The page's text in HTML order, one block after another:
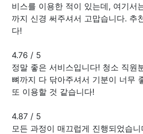
비스를 이용한 적이 있는데, 여기서
까지 신경 써주셔서 고맙습니다. 추
다!
4.76 / 5
정말 좋은 서비스입니다! 청소 직원
뼈까지 다 닦아주셔서 기분이 너무
또 이용할 것 같습니다!
4.87 / 5
모든 과정이 매끄럽게 진행되었습